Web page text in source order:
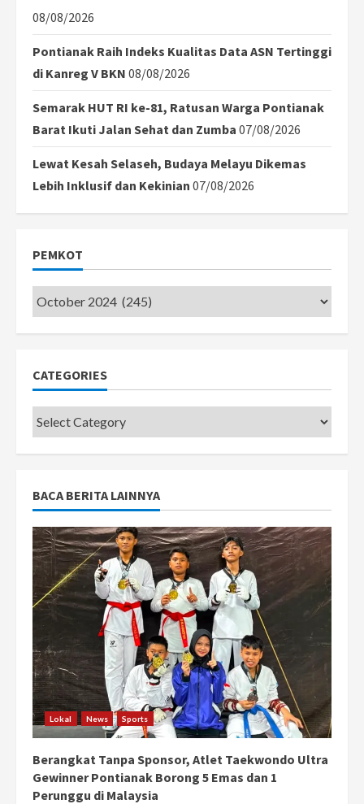
08/08/2026
Pontianak Raih Indeks Kualitas Data ASN Tertinggi
di Kanreg V BKN 08/08/2026
Semarak HUT RI ke-81, Ratusan Warga Pontianak
Barat Ikuti Jalan Sehat dan Zumba 07/08/2026
Lewat Kesah Selaseh, Budaya Melayu Dikemas
Lebih Inklusif dan Kekinian 07/08/2026
PEMKOT
Pemkot
CATEGORIES
Categories
BACA BERITA LAINNYA
Lokal News Sports
Berangkat Tanpa Sponsor, Atlet Taekwondo Ultra
Gewinner Pontianak Borong 5 Emas dan 1
Perunggu di Malaysia